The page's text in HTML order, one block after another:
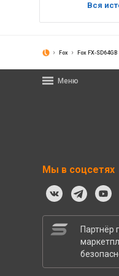
Вся
Fox Fox FX-SD64GB
Меню
Мы в соцсетях
Партнёр